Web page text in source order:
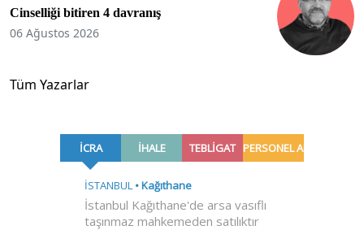
Cinselliği bitiren 4 davranış
06 Ağustos 2026
Tüm Yazarlar